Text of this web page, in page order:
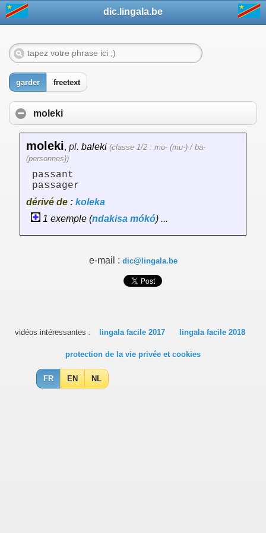
dic.lingala.be
garder freetext
moleki
moleki, pl. baleki (classe 1/2 : mo- (mu-) / ba-
(personnes))
passant
passager
dérivé de : koleka
1 exemple (ndakisa mókó) ...
e-mail : dic@lingala.be
vidéos intéressantes : lingala facile 2017 lingala facile 2018
protection de la vie privée et cookies
FR EN NL